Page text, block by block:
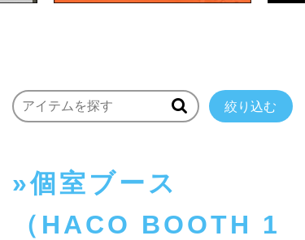
絞り込む
個室ブース
（HACO BOOTH 1